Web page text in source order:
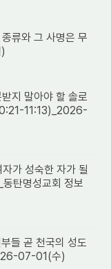
류와 그 사명은 무
지 말아야 할 솔로
11:13)_2026-
가 성숙한 자가 될
탄명성교회 정보
들 곧 천국의 성도
07-01(수)